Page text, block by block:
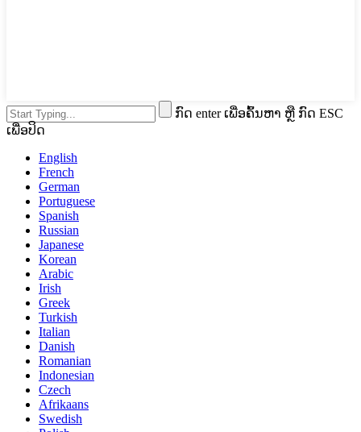
ກົດ enter ເພື່ອຄົ້ນຫາ ຫຼື ກົດ ESC
ເພື່ອປິດ
English
French
German
Portuguese
Spanish
Russian
Japanese
Korean
Arabic
Irish
Greek
Turkish
Italian
Danish
Romanian
Indonesian
Czech
Afrikaans
Swedish